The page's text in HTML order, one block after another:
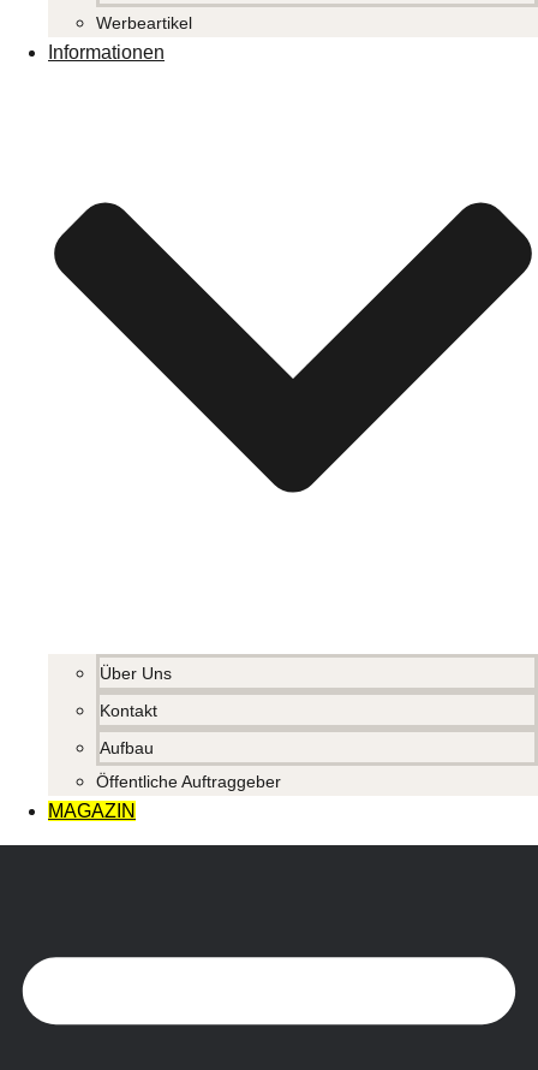
Werbeartikel
Informationen
Über Uns
Kontakt
Aufbau
Öffentliche Auftraggeber
MAGAZIN